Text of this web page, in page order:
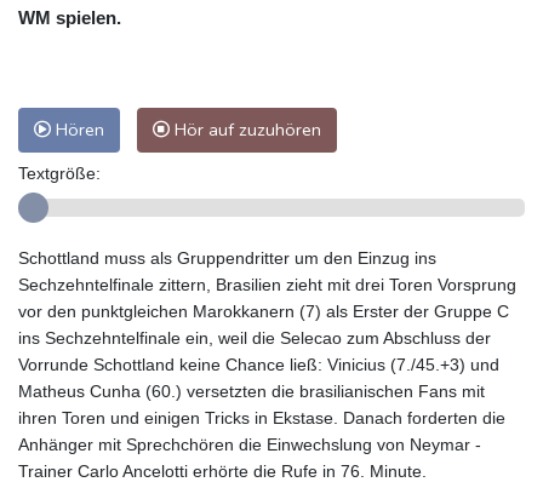
WM spielen.
Hören Hör auf zuzuhören
Textgröße:
Schottland muss als Gruppendritter um den Einzug ins
Sechzehntelfinale zittern, Brasilien zieht mit drei Toren Vorsprung
vor den punktgleichen Marokkanern (7) als Erster der Gruppe C
ins Sechzehntelfinale ein, weil die Selecao zum Abschluss der
Vorrunde Schottland keine Chance ließ: Vinicius (7./45.+3) und
Matheus Cunha (60.) versetzten die brasilianischen Fans mit
ihren Toren und einigen Tricks in Ekstase. Danach forderten die
Anhänger mit Sprechchören die Einwechslung von Neymar -
Trainer Carlo Ancelotti erhörte die Rufe in 76. Minute.